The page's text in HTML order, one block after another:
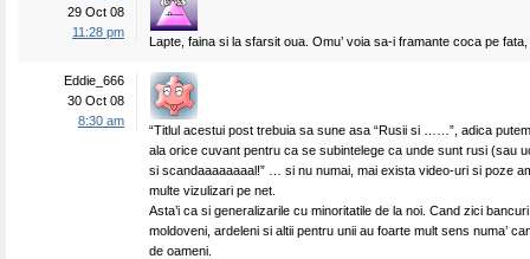
29 Oct 08
11:28 pm
Lapte, faina si la sfarsit oua. Omu’ voia sa-i framante coca pe fata,
Eddie_666
30 Oct 08
8:30 am
“Titlul acestui post trebuia sa sune asa “Rusii si ……”, adica
ala orice cuvant pentru ca se subintelege ca unde sunt rusi (sau
si scandaaaaaaaal!” … si nu numai, mai exista video-uri si poze
multe vizulizari pe net.
Asta’i ca si generalizarile cu minoritatile de la noi. Cand zici
moldoveni, ardeleni si altii pentru unii au foarte mult sens numa’
de oameni.